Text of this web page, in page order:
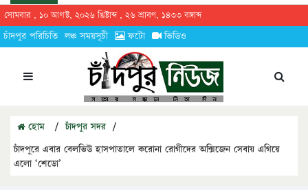
সোমবার , ১০ আগস্ট, ২০২৬ খ্রিষ্টাব্দ , ২৬ শ্রাবণ, ১৪৩৩ বঙ্গাব্দ
চাঁদপুর পরিচিতি লঞ্চ সময়সূচী ফটো ভিডিও
হোম / চাঁদপুর সদর /
চাঁদপুরে এবার বেলভিউ হাসপাতালে করোনা রোগীদের অক্সিজেন সেবায় এগিয়ে
এলো ‘শেডো’